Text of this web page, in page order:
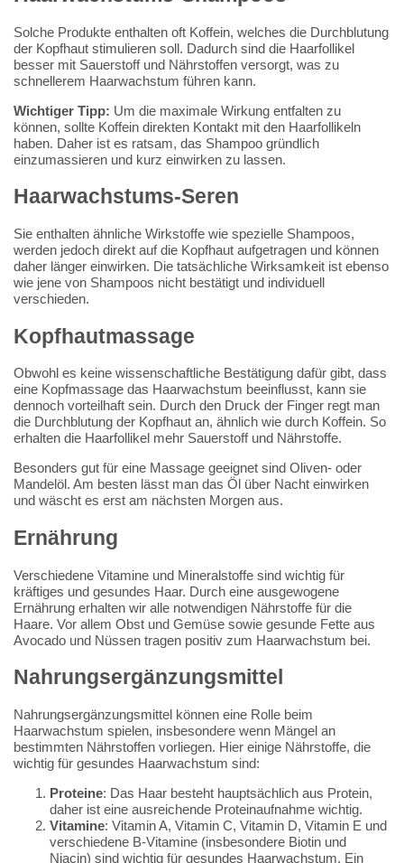
Solche Produkte enthalten oft Koffein, welches die Durchblutung
der Kopfhaut stimulieren soll. Dadurch sind die Haarfollikel
besser mit Sauerstoff und Nährstoffen versorgt, was zu
schnellerem Haarwachstum führen kann.
Wichtiger Tipp: Um die maximale Wirkung entfalten zu
können, sollte Koffein direkten Kontakt mit den Haarfollikeln
haben. Daher ist es ratsam, das Shampoo gründlich
einzumassieren und kurz einwirken zu lassen.
Haarwachstums-Seren
Sie enthalten ähnliche Wirkstoffe wie spezielle Shampoos,
werden jedoch direkt auf die Kopfhaut aufgetragen und können
daher länger einwirken. Die tatsächliche Wirksamkeit ist ebenso
wie jene von Shampoos nicht bestätigt und individuell
verschieden.
Kopfhautmassage
Obwohl es keine wissenschaftliche Bestätigung dafür gibt, dass
eine Kopfmassage das Haarwachstum beeinflusst, kann sie
dennoch vorteilhaft sein. Durch den Druck der Finger regt man
die Durchblutung der Kopfhaut an, ähnlich wie durch Koffein. So
erhalten die Haarfollikel mehr Sauerstoff und Nährstoffe.
Besonders gut für eine Massage geeignet sind Oliven- oder
Mandelöl. Am besten lässt man das Öl über Nacht einwirken
und wäscht es erst am nächsten Morgen aus.
Ernährung
Verschiedene Vitamine und Mineralstoffe sind wichtig für
kräftiges und gesundes Haar. Durch eine ausgewogene
Ernährung erhalten wir alle notwendigen Nährstoffe für die
Haare. Vor allem Obst und Gemüse sowie gesunde Fette aus
Avocado und Nüssen tragen positiv zum Haarwachstum bei.
Nahrungsergänzungsmittel
Nahrungsergänzungsmittel können eine Rolle beim
Haarwachstum spielen, insbesondere wenn Mängel an
bestimmten Nährstoffen vorliegen. Hier einige Nährstoffe, die
wichtig für gesundes Haarwachstum sind:
Proteine: Das Haar besteht hauptsächlich aus Protein,
daher ist eine ausreichende Proteinaufnahme wichtig.
Vitamine: Vitamin A, Vitamin C, Vitamin D, Vitamin E und
verschiedene B-Vitamine (insbesondere Biotin und
Niacin) sind wichtig für gesundes Haarwachstum. Ein